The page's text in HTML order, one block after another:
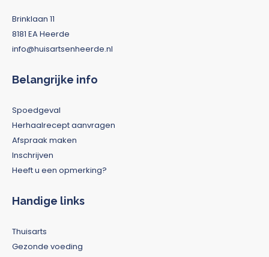
Brinklaan 11
8181 EA Heerde
info@huisartsenheerde.nl
Belangrijke info
Spoedgeval
Herhaalrecept aanvragen
Afspraak maken
Inschrijven
Heeft u een opmerking?
Handige links
Thuisarts
Gezonde voeding